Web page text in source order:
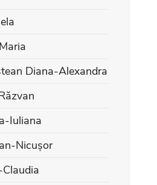
Diana-Alexandra
Iuliana
Nicușor